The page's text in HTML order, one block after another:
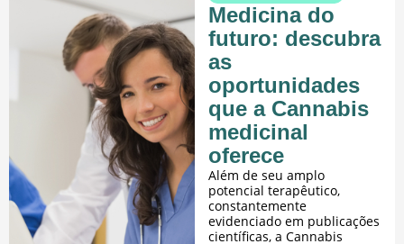
​​Medicina do
futuro: descubra
as
oportunidades
que a Cannabis
medicinal
oferece
Além de seu amplo
potencial terapêutico,
constantemente
evidenciado em publicações
científicas, a Cannabis